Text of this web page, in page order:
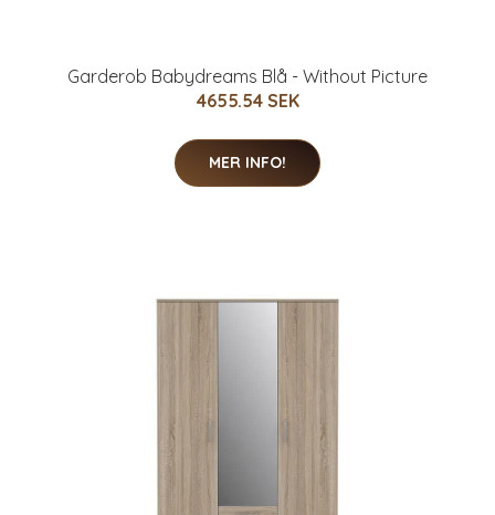
Garderob Babydreams Blå - Without Picture
4655.54 SEK
MER INFO!